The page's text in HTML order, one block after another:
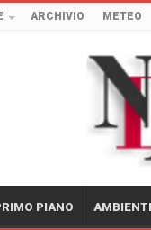
ARCHIVIO METEO
PIANO